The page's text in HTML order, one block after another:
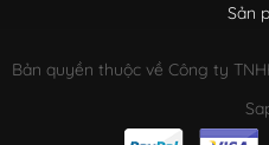
Sản
Bản quyền thuộc về Công ty